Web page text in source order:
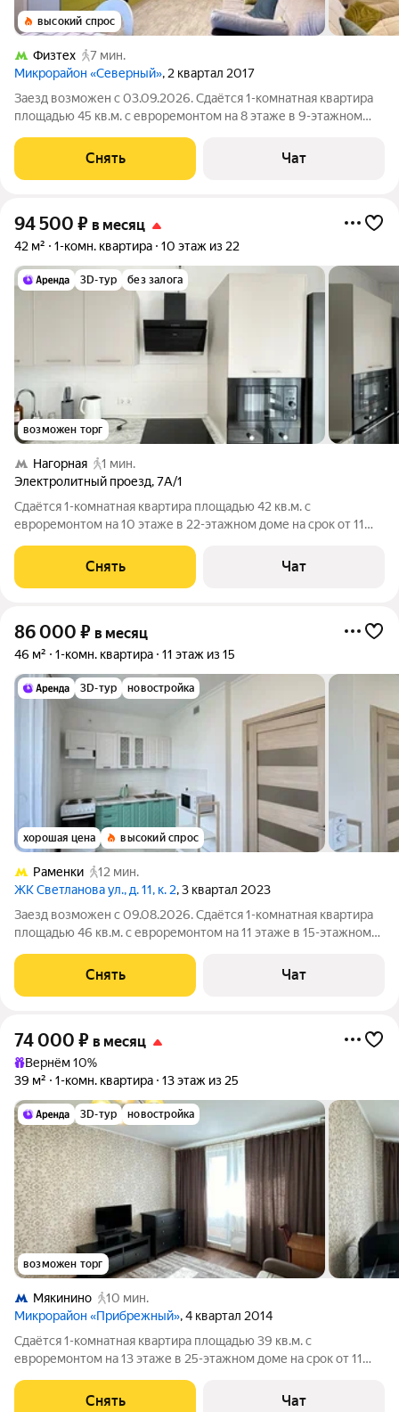
высокий спрос
Физтех
7 мин.
Микрорайон «Северный», 2 квартал 2017
Заезд возможен с 03.09.2026. Сдаётся 1-комнатная квартира
площадью 45 кв.м. с евроремонтом на 8 этаже в 9-этажном
Стиральная машина Холодильник Дом - монолитный, окна
выходят на улицу. В
Снять Чат
94 500 ₽ в месяц
42 м² 1-комн. квартира 10 этаж из 22
3D-тур без залога
возможен торг
Нагорная
1 мин.
Электролитный проезд,7А/1
Сдаётся 1-комнатная квартира площадью 42 кв.м. с
евроремонтом на 10 этаже в 22-этажном доме на срок от 11
Стиральная машина Холодильник Посудомоечная машина
Кондиционер Микроволновка Пылесос
Снять Чат
86 000 ₽ в месяц
46 м² 1-комн. квартира 11 этаж из 15
3D-тур новостройка
хорошая цена высокий спрос
Раменки
12 мин.
ЖК Светланова ул., д. 11, к. 2, 3 квартал 2023
Заезд возможен с 09.08.2026. Сдаётся 1-комнатная квартира
площадью 46 кв.м. с евроремонтом на 11 этаже в 15-этажном
Духовой шкаф Стиральная машина Холодильник
Микроволновка Пылесос Дом -
Снять Чат
74 000 ₽ в месяц
Вернём 10%
39 м²
1-комн. квартира 13 этаж из 25
3D-тур новостройка
возможен торг
Мякинино
10 мин.
Микрорайон «Прибрежный», 4 квартал 2014
Сдаётся 1-комнатная квартира площадью 39 кв.м. с
евроремонтом на 13 этаже в 25-этажном доме на срок от 11
Стиральная машина Холодильник Кондиционер Дом -
Снять Чат